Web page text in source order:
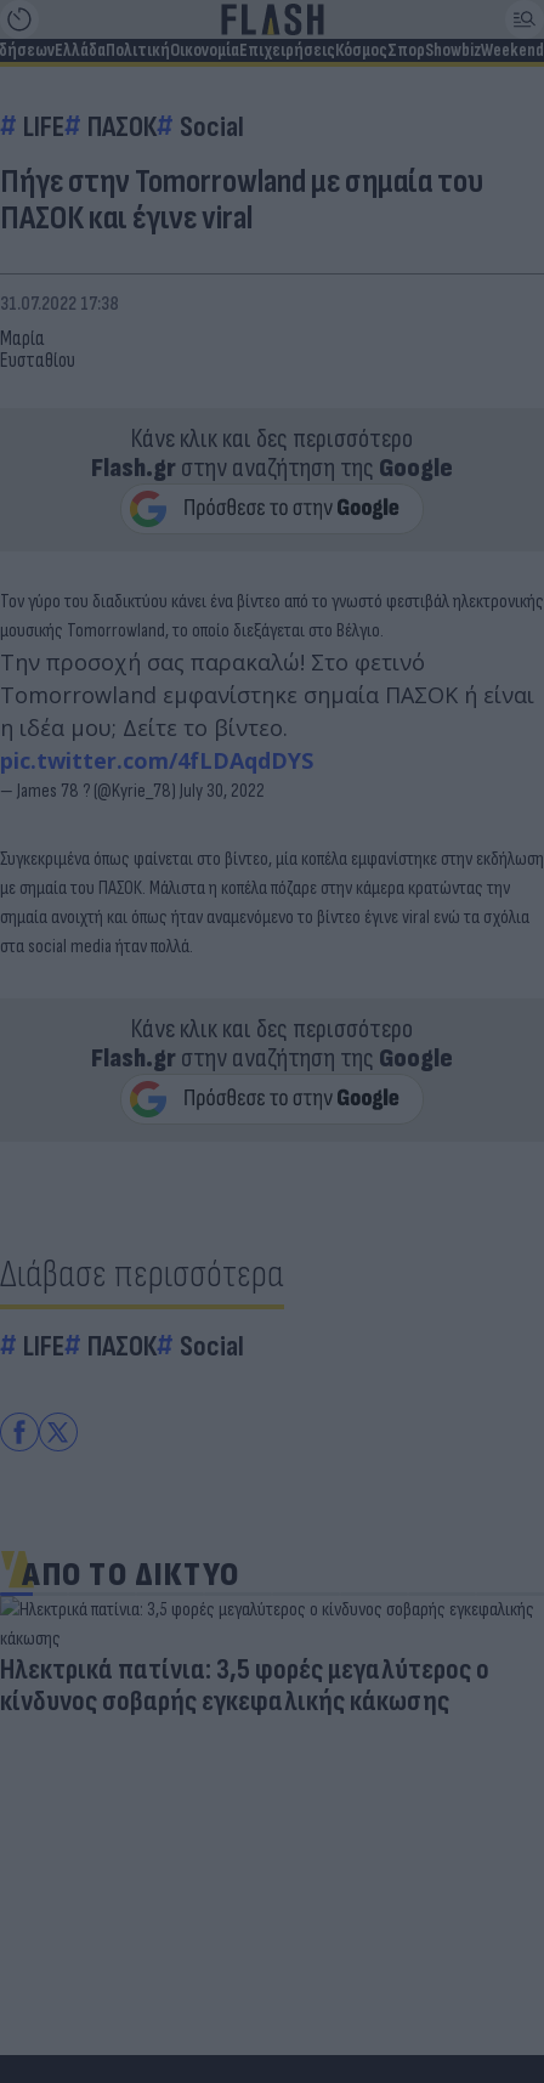
ΕλλάδαΠολιτικήΟικονομίαΕπιχειρήσειςΚόσμοςΣπορShowbizWeekend
LIFE ΠΑΣΟΚ Social
Πήγε στην Tomorrowland με σημαία του
ΠΑΣΟΚ και έγινε viral
Μαρία
Ευσταθίου
31.07.2022 17:38
Κάνε κλικ και δες περισσότερο
Flash.grστην αναζήτηση της Google
Τον γύρο του διαδικτύου κάνει ένα βίντεο από το γνωστό φεστιβάλ ηλεκτρονικής
μουσικής Tomorrowland, το οποίο διεξάγεται στο Βέλγιο.
Την προσοχή σας παρακαλώ! Στο φετινό
Tomorrowland εμφανίστηκε σημαία ΠΑΣΟΚ ή είναι
η ιδέα μου; Δείτε το βίντεο.
pic.twitter.com/4fLDAqdDYS
— James 78 ? (@Kyrie_78) July 30, 2022
Συγκεκριμένα όπως φαίνεται στο βίντεο, μία κοπέλα εμφανίστηκε στην εκδήλωση
με σημαία του ΠΑΣΟΚ. Μάλιστα η κοπέλα πόζαρε στην κάμερα κρατώντας την
σημαία ανοιχτή και όπως ήταν αναμενόμενο το βίντεο έγινε viral ενώ τα σχόλια
στα social media ήταν πολλά.
Κάνε κλικ και δες περισσότερο
Flash.grστην αναζήτηση της Google
Διάβασε περισσότερα
LIFE ΠΑΣΟΚ Social
ΑΠΟ ΤΟ ΔΙΚΤΥΟ